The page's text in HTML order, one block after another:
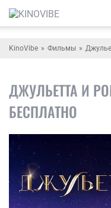
KinoVibe Фильмы
ДЖУЛЬЕТТА И
БЕСПЛАТНО